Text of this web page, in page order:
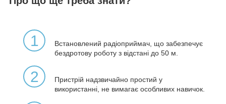
1
Встановлений радіоприймач, що забезпечує
бездротову роботу з відстані до 50 м.
2
Пристрій надзвичайно простий у
використанні, не вимагає особливих навичок.